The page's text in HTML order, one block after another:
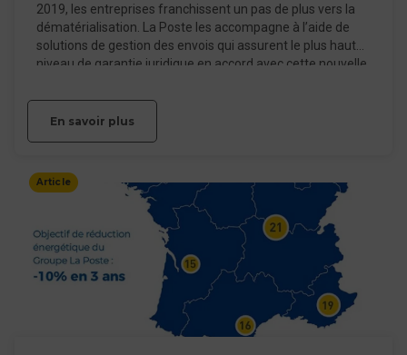
2019, les entreprises franchissent un pas de plus vers la
dématérialisation. La Poste les accompagne à l’aide de
solutions de gestion des envois qui assurent le plus haut
niveau de garantie juridique en accord avec cette nouvelle
En savoir plus
Article